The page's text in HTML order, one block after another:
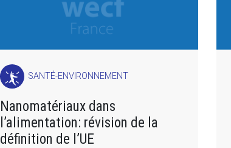
SANTÉ-ENVIRONNEMENT
Nanomatériaux dans
l’alimentation: révision de la
définition de l’UE